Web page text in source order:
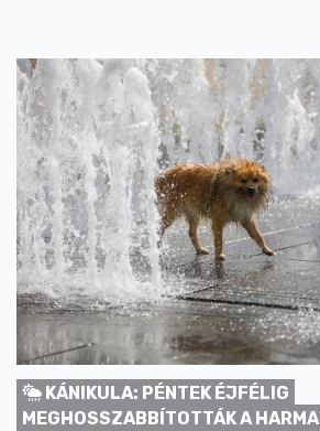
KÁNIKULA: PÉNTEK ÉJFÉLIG
MEGHOSSZABBÍTOTTÁK A